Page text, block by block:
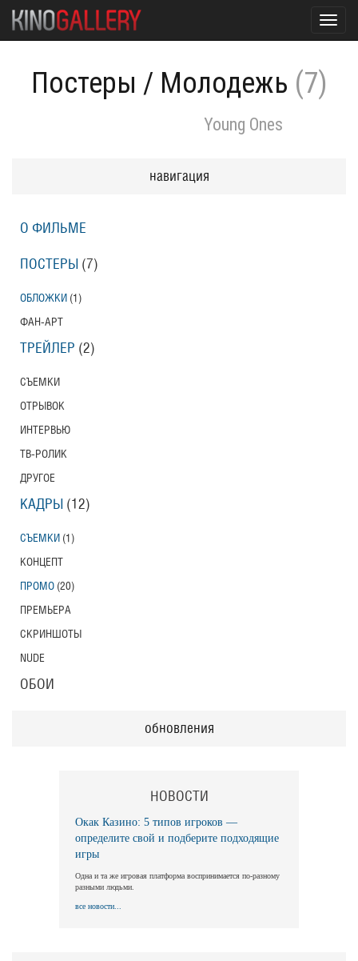
Постеры / Молодежь (7)
Young Ones
навигация
О ФИЛЬМЕ
ПОСТЕРЫ (7)
ОБЛОЖКИ (1)
ФАН-АРТ
ТРЕЙЛЕР (2)
СЪЕМКИ
ОТРЫВОК
ИНТЕРВЬЮ
ТВ-РОЛИК
ДРУГОЕ
КАДРЫ (12)
СЪЕМКИ (1)
КОНЦЕПТ
ПРОМО (20)
ПРЕМЬЕРА
СКРИНШОТЫ
NUDE
ОБОИ
обновления
НОВОСТИ
Окак Казино: 5 типов игроков —
определите свой и подберите подходящие
игры
Одна и та же игровая платформа воспринимается по-разному
разными людьми.
все новости...